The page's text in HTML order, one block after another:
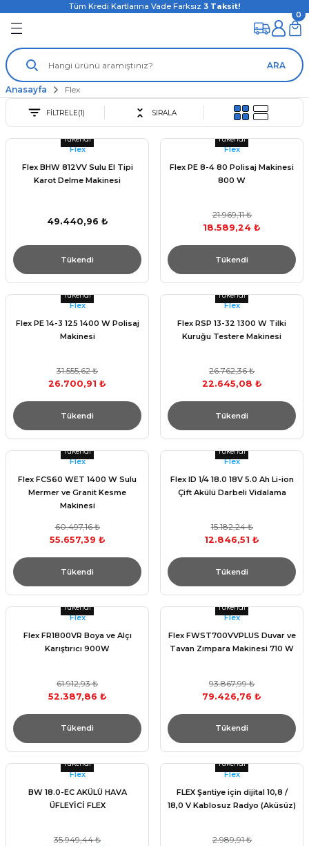
Tüm Kredi Kartlarına Vade Farksız 3 Taksit!
ARA
0
Anasayfa Flex
FİLTRELE(1) SIRALA
Tükendi
Flex
Flex BHW 812VV Sulu El Tipi
Karot Delme Makinesi
49.440,96 ₺
Tükendi
Tükendi
Flex
Flex PE 8-4 80 Polisaj Makinesi
800 W
21.969,11 ₺
18.589,24 ₺
Tükendi
Tükendi
Flex
Flex PE 14-3 125 1400 W Polisaj
Makinesi
31.555,62 ₺
26.700,91 ₺
Tükendi
Tükendi
Flex
Flex RSP 13-32 1300 W Tilki
Kuruğu Testere Makinesi
26.762,36 ₺
22.645,08 ₺
Tükendi
Tükendi
Flex
Flex FCS60 WET 1400 W Sulu
Mermer ve Granit Kesme
Makinesi
60.497,16 ₺
55.657,39 ₺
Tükendi
Tükendi
Flex
Flex ID 1/4 18.0 18V 5.0 Ah Li-ion
Çift Akülü Darbeli Vidalama
15.182,24 ₺
12.846,51 ₺
Tükendi
Tükendi
Flex
Flex FR1800VR Boya ve Alçı
Karıştırıcı 900W
61.912,93 ₺
52.387,86 ₺
Tükendi
Tükendi
Flex
Flex FWST700VVPLUS Duvar ve
Tavan Zımpara Makinesi 710 W
93.867,99 ₺
79.426,76 ₺
Tükendi
Tükendi
Flex
BW 18.0-EC AKÜLÜ HAVA
ÜFLEYİCİ FLEX
35.949,44 ₺
Tükendi
Flex
FLEX Şantiye için dijital 10,8 /
18,0 V Kablosuz Radyo (Aküsüz)
2.989,91 ₺